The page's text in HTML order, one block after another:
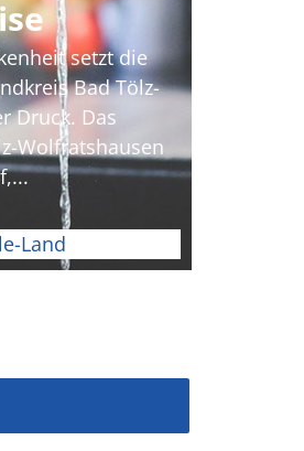
setzt die
Bad Tölz-
Druck. Das
Wolfratshausen
Land